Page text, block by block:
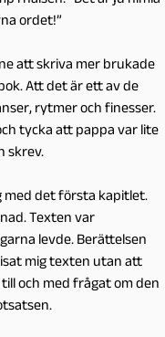
ordet!”
att skriva mer brukade
Att det är ett av de
rytmer och finesser.
tycka att pappa var lite
skrev.
med det första kapitlet.
Texten var
levde. Berättelsen
mig texten utan att
och med frågat om den